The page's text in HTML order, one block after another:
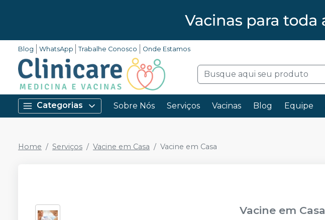
Blog WhatsApp Trabalhe Conosco Onde Estamos
Categorias Sobre Nós Serviços Vacinas Blog Equipe
Home Serviços Vacine em Casa Vacine em Casa
Vacine em Casa